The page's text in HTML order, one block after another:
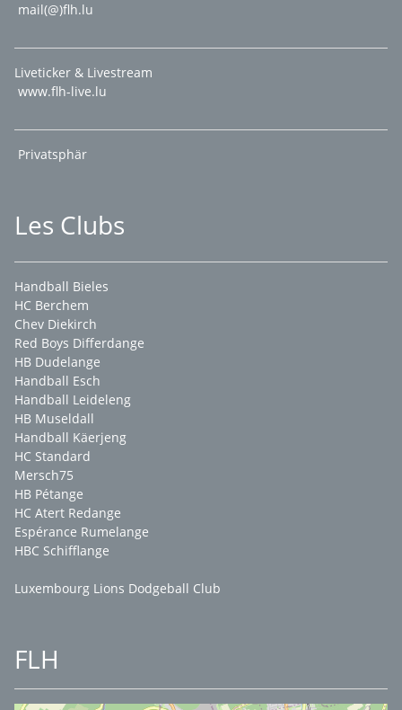
mail(@)flh.lu
Liveticker & Livestream
www.flh-live.lu
Privatsphär
Les Clubs
Handball Bieles
HC Berchem
Chev Diekirch
Red Boys Differdange
HB Dudelange
Handball Esch
Handball Leideleng
HB Museldall
Handball Käerjeng
HC Standard
Mersch75
HB Pétange
HC Atert Redange
Espérance Rumelange
HBC Schifflange
Luxembourg Lions Dodgeball Club
FLH